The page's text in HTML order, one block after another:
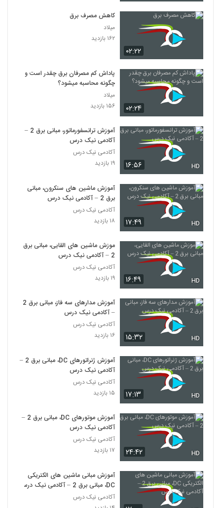
۰۲:۲۲
کاهش مصرف برق
میلاد
۱۶۲ بازدید
۰۲:۲۴
پاداش کم مصرفان برق چقدر است و
چگونه محاسبه میشود؟
میلاد
۱۵۶ بازدید
۱۶:۵۶ HD
آموزش ترانسفورماتور، مبانی برق 2 –
آکادمی نیک درس
آکادمی نیک درس
۱۹ بازدید
۱۷:۴۹ HD
آموزش ماشین های سنکرون، مبانی
برق 2 – آکادمی نیک درس
آکادمی نیک درس
۱۸ بازدید
۱۶:۴۹ HD
موزش ماشین های القایی، مبانی برق
2 – آکادمی نیک درس
آکادمی نیک درس
۱۹ بازدید
۱۵:۳۲ HD
آموزش مدارهای سه فاز، مبانی برق 2
– آکادمی نیک درس
آکادمی نیک درس
۱۶ بازدید
۱۷:۱۳ HD
آموزش ژنراتورهای DC، مبانی برق 2 –
آکادمی نیک درس
آکادمی نیک درس
۱۵ بازدید
۲۴:۴۲ HD
آموزش موتورهای DC، مبانی برق 2 –
آکادمی نیک درس
آکادمی نیک درس
۱۷ بازدید
آموزش مبانی ماشین های الکتریکی
DC، مبانی برق 2 – آکادمی نیک درس
آکادمی نیک درس